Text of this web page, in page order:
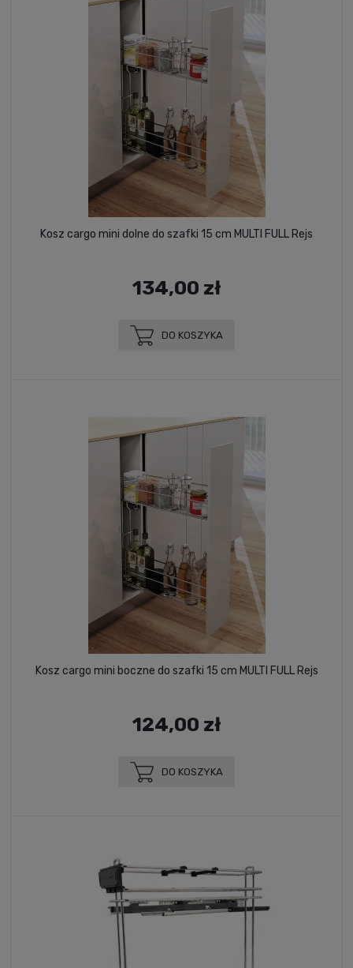
Kosz cargo mini dolne do szafki 15 cm MULTI FULL Rejs
134,00 zł
DO KOSZYKA
Kosz cargo mini boczne do szafki 15 cm MULTI FULL Rejs
124,00 zł
DO KOSZYKA